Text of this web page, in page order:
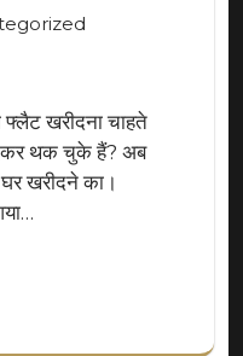
खरीदना चाहते
देकर थक चुके हैं? अब
खरीदने का।